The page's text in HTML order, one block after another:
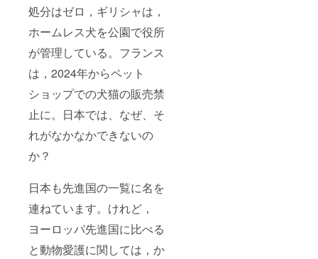
処分はゼロ，ギリシャは，
ホームレス犬を公園で役所
が管理している。フランス
は，2024年からペット
ショップでの犬猫の販売禁
止に。日本では、なぜ、そ
れがなかなかできないの
か？
日本も先進国の一覧に名を
連ねています。けれど，
ヨーロッパ先進国に比べる
と動物愛護に関しては，か